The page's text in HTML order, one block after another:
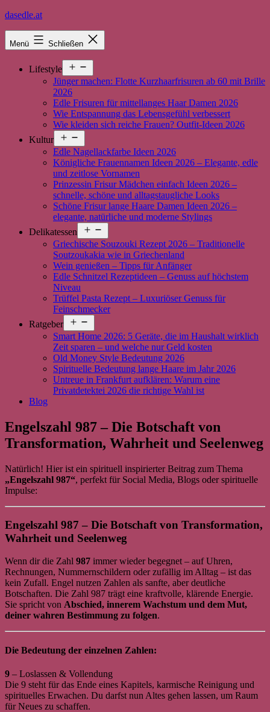
Zum
springen
dasedle.at
Menü Schließen
Lifestyle
öffnen
Jünger machen: Flotte Kurzhaarfrisuren ab 60 mit Brille
2026
Edle Frisuren für mittellanges Haar Damen 2026
Wie Entspannung das Lebensgefühl verbessert
Wie kleiden sich reiche Frauen? Outfit-Ideen 2026
Kultur
öffnen
Edle Nagellackfarbe Ideen 2026
Königliche Frauennamen Ideen 2026 – Elegante, edle
und zeitlose Vornamen
Prinzessin Frisur Mädchen einfach Ideen 2026 –
schnelle, schöne und alltagstaugliche Looks
Schöne Frisur lange Haare Damen Ideen 2026 –
elegante, natürliche und moderne Stylings
Delikatessen
öffnen
Griechische Souzouki Rezept 2026 – Traditionelle
Soutzoukakia wie in Griechenland
Wein genießen – Tipps für Anfänger
Edle Schnitzel Rezeptideen – Genuss auf höchstem
Niveau
Trüffel Pasta Rezept – Luxuriöser Genuss für
Feinschmecker
Ratgeber
öffnen
Smart Home 2026: 5 Geräte, die im Haushalt wirklich
Zeit sparen – und welche nur Geld kosten
Old Money Style Bedeutung 2026
Spirituelle Bedeutung lange Haare im Jahr 2026
Untreue in Frankfurt aufklären: Warum eine
Privatdetektei 2026 die richtige Wahl ist
Blog
Engelszahl 987 – Die Botschaft von
Transformation, Wahrheit und Seelenweg
Natürlich! Hier ist ein spirituell inspirierter Beitrag zum Thema
„Engelszahl 987“, perfekt für Social Media, Blogs oder spirituelle
Impulse:
Engelszahl 987 – Die Botschaft von Transformation,
Wahrheit und Seelenweg
Wenn dir die Zahl 987 immer wieder begegnet – auf Uhren,
Rechnungen, Nummernschildern oder zufällig im Alltag – ist das
kein Zufall. Engel nutzen Zahlen als sanfte, aber deutliche
Botschaften. Die Zahl 987 trägt eine kraftvolle, klärende Energie.
Sie spricht von Abschied, innerem Wachstum und dem Mut,
deiner wahren Bestimmung zu folgen.
Die Bedeutung der einzelnen Zahlen:
9 – Loslassen & Vollendung
Die 9 steht für das Ende eines Kapitels, karmische Reinigung und
spirituelles Erwachen. Du darfst nun Altes gehen lassen, um Raum
für Neues zu schaffen.